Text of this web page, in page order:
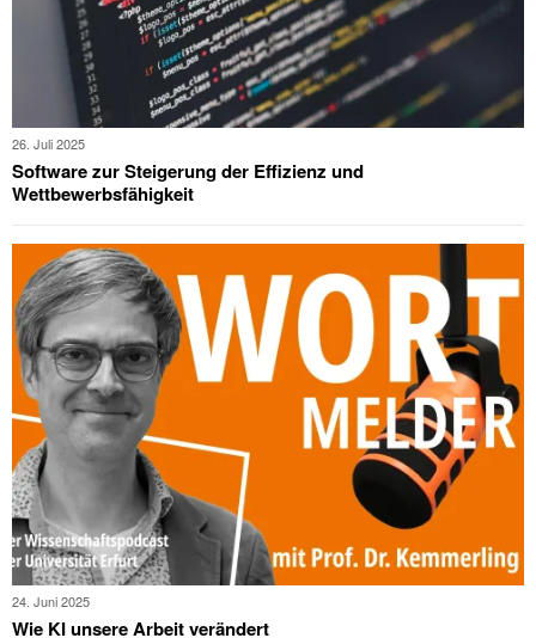
26. Juli 2025
Software zur Steigerung der Effizienz und
Wettbewerbsfähigkeit
24. Juni 2025
Wie KI unsere Arbeit verändert